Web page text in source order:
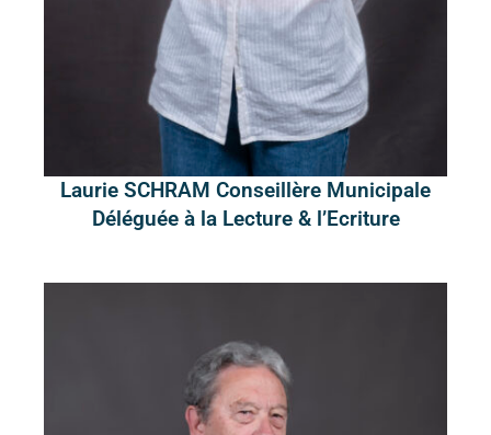
Laurie SCHRAM Conseillère Municipale
Déléguée à la Lecture & l’Ecriture